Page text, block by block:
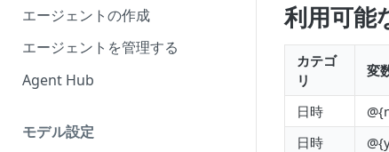
miiboとは？
エージェントの作成
エージェントを管理する
Agent Hub
モデル設定
利用可能
カテゴ
リ
変
日時
日時